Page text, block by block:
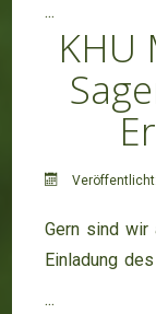
...
KHU
Gern sind wir
Einladung
...